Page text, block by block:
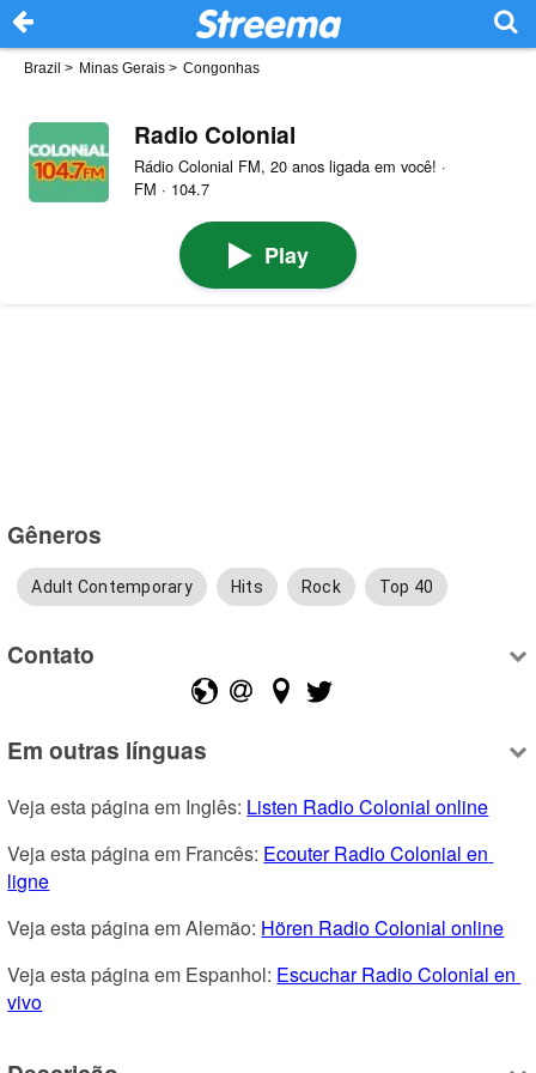
Brazil > Minas Gerais > Congonhas
Radio Colonial
Rádio Colonial FM, 20 anos ligada em você! ·
FM · 104.7
Play
Gêneros
Adult Contemporary Hits Rock Top 40
Contato
Em outras línguas
Veja esta página em Inglês: Listen Radio Colonial online
Veja esta página em Francês: Ecouter Radio Colonial en
ligne
Veja esta página em Alemão: Hören Radio Colonial online
Veja esta página em Espanhol: Escuchar Radio Colonial en
vivo